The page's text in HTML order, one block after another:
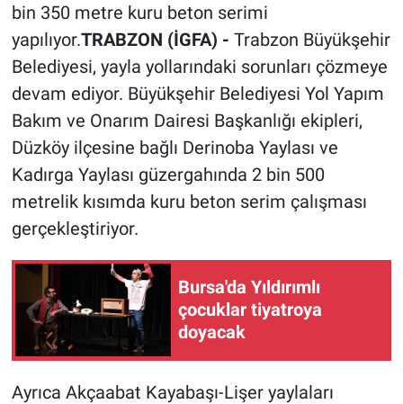
bin 350 metre kuru beton serimi
yapılıyor.TRABZON (İGFA) - Trabzon Büyükşehir
Belediyesi, yayla yollarındaki sorunları çözmeye
devam ediyor. Büyükşehir Belediyesi Yol Yapım
Bakım ve Onarım Dairesi Başkanlığı ekipleri,
Düzköy ilçesine bağlı Derinoba Yaylası ve
Kadırga Yaylası güzergahında 2 bin 500
metrelik kısımda kuru beton serim çalışması
gerçekleştiriyor.
Bursa'da Yıldırımlı
çocuklar tiyatroya
doyacak
Ayrıca Akçaabat Kayabaşı-Lişer yaylaları